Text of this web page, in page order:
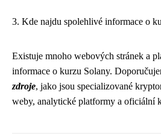
3. Kde najdu spolehlivé informace o
Existuje mnoho webových stránek a
informace o kurzu Solany.
zdroje, jako jsou specializované
weby, analytické platformy a oficiální